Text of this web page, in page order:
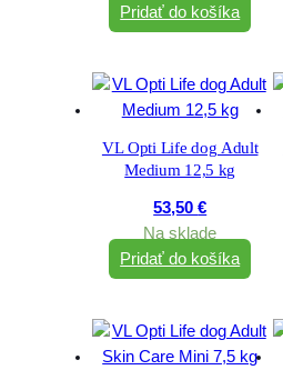
Pridať do košíka
VL Opti Life dog Adult
Medium 12,5 kg
53,50€
Na sklade
Pridať do košíka